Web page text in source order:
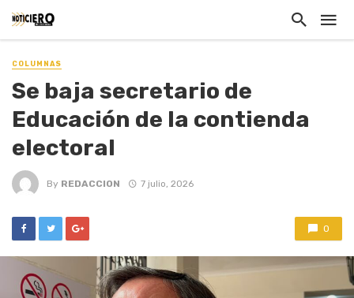
COLUMNAS
Se baja secretario de
Educación de la contienda
electoral
By REDACCION 7 julio, 2026
0